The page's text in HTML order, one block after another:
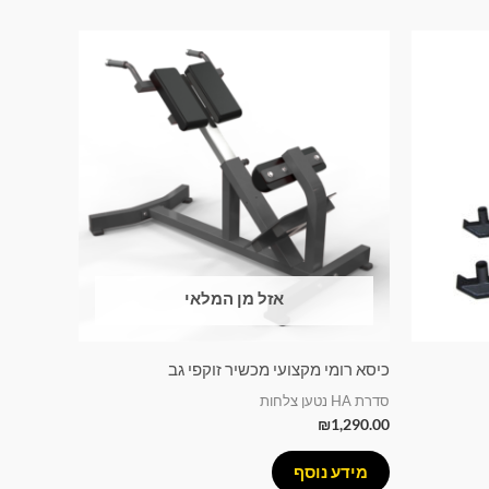
אזל מן המלאי
כיסא רומי מקצועי מכשיר זוקפי גב
סדרת HA נטען צלחות
₪1,290.00
מידע נוסף